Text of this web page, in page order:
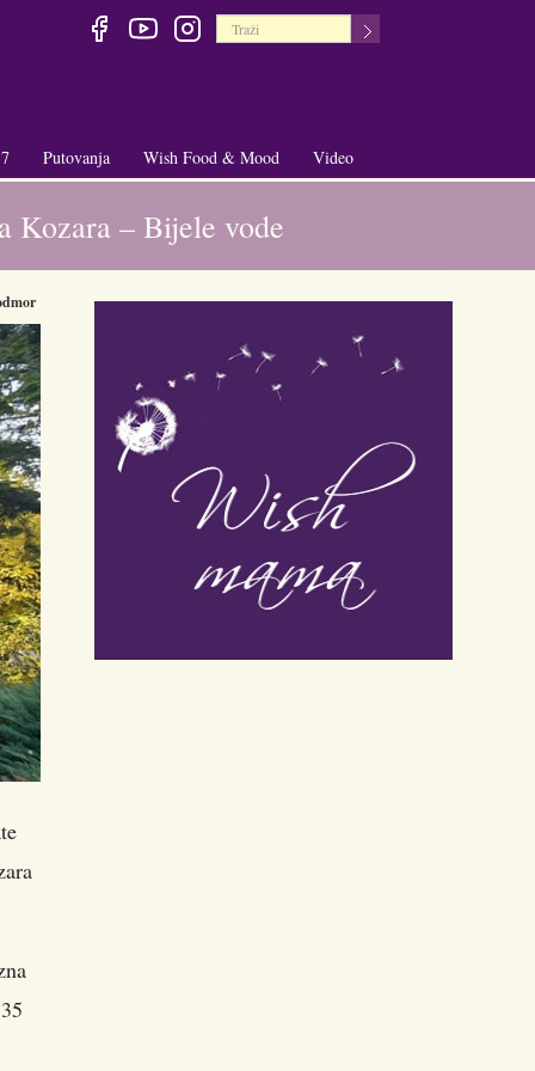
+
Putovanja
+
Wish Food & Mood Video
Kozara – Bijele vode